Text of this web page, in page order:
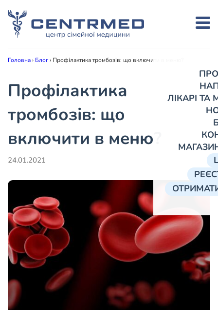
ЛІКАРІ
Головна› Блог› Профілактика тромбозів: що включити в меню?
Профілактика
тромбозів: що
включити в меню?
24.01.2021